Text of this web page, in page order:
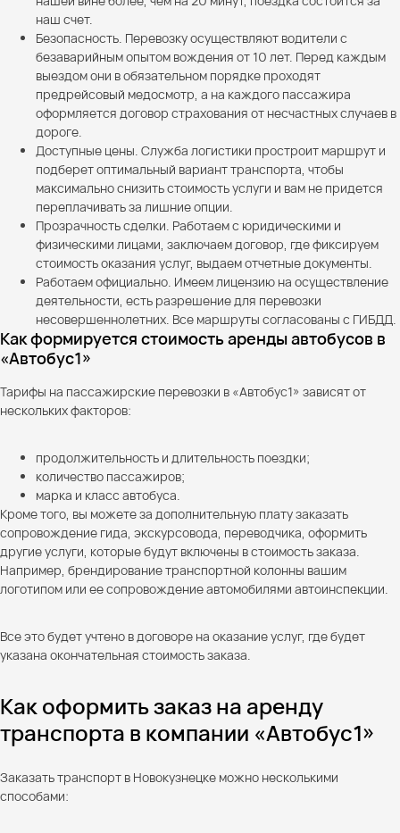
наш счет.
Безопасность. Перевозку осуществляют водители с
безаварийным опытом вождения от 10 лет. Перед каждым
выездом они в обязательном порядке проходят
предрейсовый медосмотр, а на каждого пассажира
оформляется договор страхования от несчастных случаев в
дороге.
Доступные цены. Служба логистики простроит маршрут и
подберет оптимальный вариант транспорта, чтобы
максимально снизить стоимость услуги и вам не придется
переплачивать за лишние опции.
Прозрачность сделки. Работаем с юридическими и
физическими лицами, заключаем договор, где фиксируем
стоимость оказания услуг, выдаем отчетные документы.
Работаем официально. Имеем лицензию на осуществление
деятельности, есть разрешение для перевозки
несовершеннолетних. Все маршруты согласованы с ГИБДД.
Как формируется стоимость аренды автобусов в
«Автобус1»
Тарифы на пассажирские перевозки в «Автобус1» зависят от
нескольких факторов:
продолжительность и длительность поездки;
количество пассажиров;
марка и класс автобуса.
Кроме того, вы можете за дополнительную плату заказать
сопровождение гида, экскурсовода, переводчика, оформить
другие услуги, которые будут включены в стоимость заказа.
Например, брендирование транспортной колонны вашим
логотипом или ее сопровождение автомобилями автоинспекции.
Все это будет учтено в договоре на оказание услуг, где будет
указана окончательная стоимость заказа.
Как оформить заказ на аренду
транспорта в компании «Автобус1»
Заказать транспорт в Новокузнецке можно несколькими
способами: